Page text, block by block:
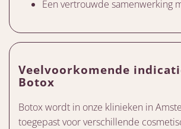
Een vertrouwde samenwerking
Veelvoorkomende
Botox
Botox wordt in onze klinieken in
toegepast voor verschillende